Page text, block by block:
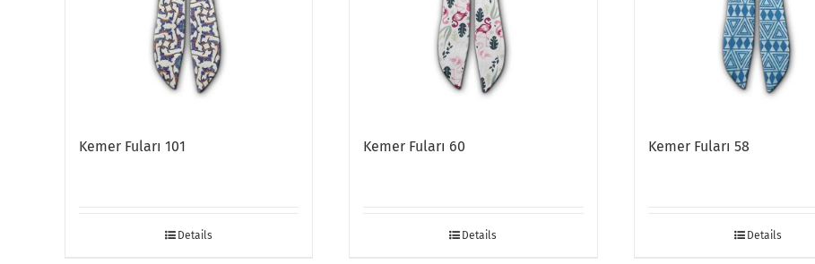
Kemer Fuları 101
Details
Kemer Fuları 60
Details
Kemer Fuları 58
Details